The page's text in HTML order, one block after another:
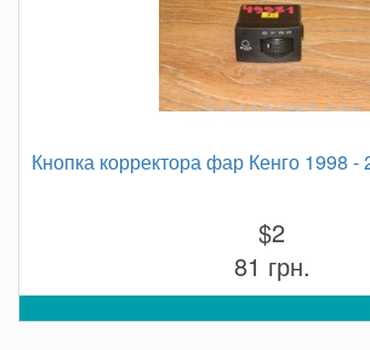
Кнопка корректора фар Кенго 1998 -
$2
81 грн.